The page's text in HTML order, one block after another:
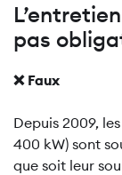
pas
❌ Faux
Depuis 2009,
400 kW) sont
que soit leur